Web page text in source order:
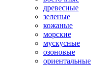
древесные
зеленые
кожаные
морские
мускусные
озоновые
ориентальные